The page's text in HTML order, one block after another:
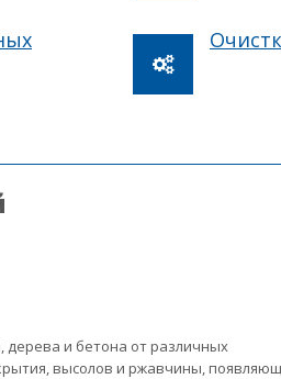
дерева и бетона от различных
высолов и ржавчины,